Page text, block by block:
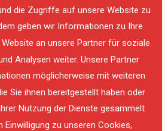
die Zugriffe auf unsere Website zu
geben wir Informationen zu Ihre
an unsere Partner für soziale
Analysen weiter. Unsere Partner
möglicherweise mit weiteren
Sie ihnen bereitgestellt haben oder
Nutzung der Dienste gesammelt
Einwilligung zu unseren Cookies,